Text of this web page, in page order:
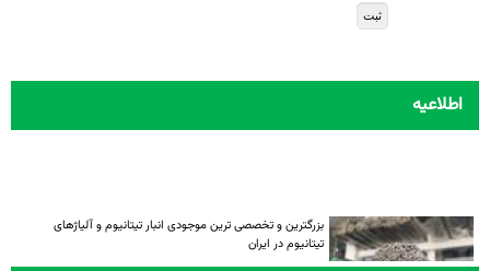
اطلاعیه
بزرگترین و تخصصی ترین موجودی انبار تیتانیوم و آلیاژهای
تیتانیوم در ایران